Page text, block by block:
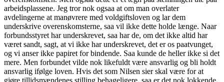
arbeidsplassene. Jeg tror nok ogsaa at om man overlater
avdelingerne at manøvrere med voldgiftsloven og lar dem
underskrive overenskomsterne, saa vil ikke dette holde længe. Naar
forbundsstyret har underskrevet, saa har de, om det ikke altid har
været sandt, sagt, at vi ikke har underskrevet, det er os paatvunget,
og vi anser ikke papiret for bindende. Saa kunde de heller ikke si det
mere. Men forbundet vilde nok likefuldt være ansvarlig og bli holdt
ansvarlig ifølge loven. Hvis det som Nilsen sier skal være for at